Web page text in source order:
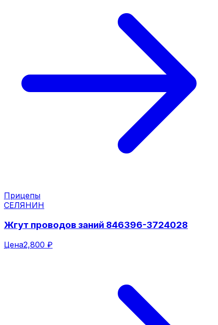
Прицепы
СЕЛЯНИН
Жгут проводов заний 846396-3724028
Цена2,800 ₽